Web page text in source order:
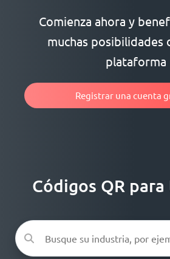
Comienza ahora y
muchas posibilidades
plataforma
Registrar una cuenta
Códigos QR